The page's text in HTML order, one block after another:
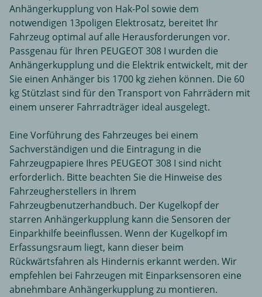
Anhängerkupplung von Hak-Pol sowie dem
notwendigen 13poligen Elektrosatz, bereitet Ihr
Fahrzeug optimal auf alle Herausforderungen vor.
Passgenau für Ihren PEUGEOT 308 I wurden die
Anhängerkupplung und die Elektrik entwickelt, mit der
Sie einen Anhänger bis 1700 kg ziehen können. Die 60
kg Stützlast sind für den Transport von Fahrrädern mit
einem unserer Fahrradträger ideal ausgelegt.
Eine Vorführung des Fahrzeuges bei einem
Sachverständigen und die Eintragung in die
Fahrzeugpapiere Ihres PEUGEOT 308 I sind nicht
erforderlich. Bitte beachten Sie die Hinweise des
Fahrzeugherstellers in Ihrem
Fahrzeugbenutzerhandbuch. Der Kugelkopf der
starren Anhängerkupplung kann die Sensoren der
Einparkhilfe beeinflussen. Wenn der Kugelkopf im
Erfassungsraum liegt, kann dieser beim
Rückwärtsfahren als Hindernis erkannt werden. Wir
empfehlen bei Fahrzeugen mit Einparksensoren eine
abnehmbare Anhängerkupplung zu montieren.